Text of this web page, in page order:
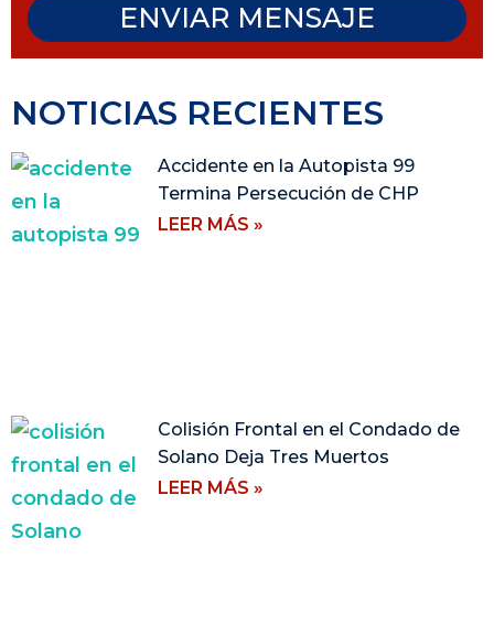
ENVIAR MENSAJE
NOTICIAS RECIENTES
Accidente en la Autopista 99
Termina Persecución de CHP
LEER MÁS »
Colisión Frontal en el Condado de
Solano Deja Tres Muertos
LEER MÁS »